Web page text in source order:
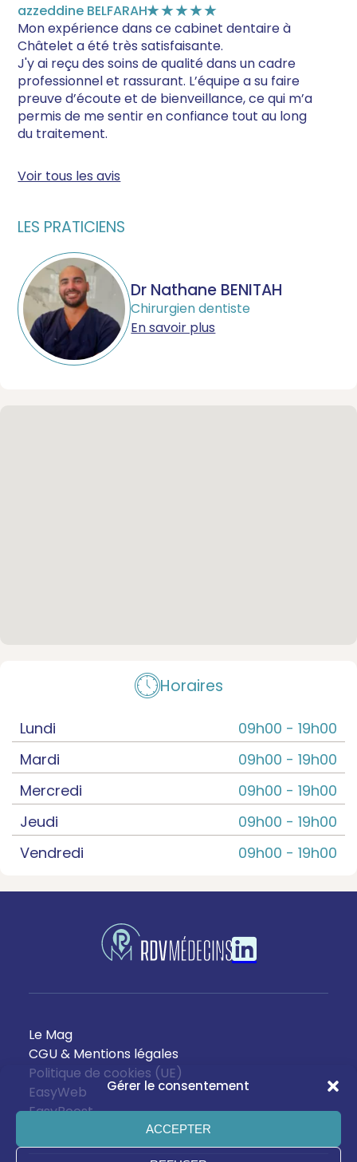
Gérer le consentement
ACCEPTER
azzeddine BELFARAH★★★★★
Mon expérience dans ce cabinet dentaire à
Châtelet a été très satisfaisante.
J'y ai reçu des soins de qualité dans un cadre
professionnel et rassurant. L’équipe a su faire
preuve d’écoute et de bienveillance, ce qui m’a
permis de me sentir en confiance tout au long
du traitement.
Voir tous les avis
LES PRATICIENS
Dr Nathane BENITAH
Chirurgien dentiste
En savoir plus
Horaires
Lundi 09h00 - 19h00
Mardi
09h00 - 19h00
Mercredi
09h00 - 19h00
Jeudi
09h00 - 19h00
Vendredi
09h00 - 19h00
Le Mag
CGU & Mentions légales
Politique de cookies (UE)
EasyWeb
EasyBoost